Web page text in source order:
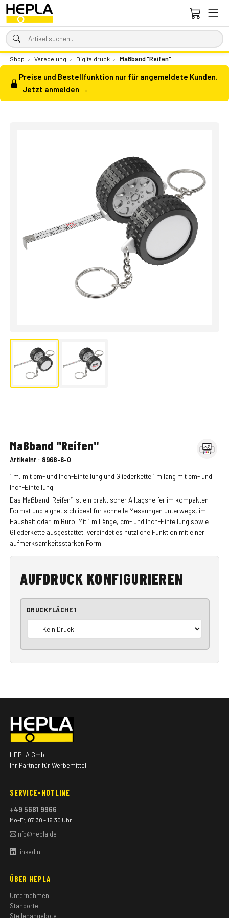
Shop › Veredelung › Digitaldruck › Maßband "Reifen"
Preise und Bestellfunktion nur für angemeldete Kunden.
Jetzt anmelden →
Maßband "Reifen"
Artikelnr.: 8968-6-0
1 m, mit cm- und Inch-Einteilung und Gliederkette 1 m lang mit cm- und
Inch-Einteilung
Das Maßband "Reifen“ ist ein praktischer Alltagshelfer im kompakten
Format und eignet sich ideal für schnelle Messungen unterwegs, im
Haushalt oder im Büro. Mit 1 m Länge, cm- und Inch-Einteilung sowie
Gliederkette ausgestattet, verbindet es nützliche Funktion mit einer
aufmerksamkeitsstarken Form.
AUFDRUCK KONFIGURIEREN
DRUCKFLÄCHE 1
HEPLA GmbH
Ihr Partner für Werbemittel
SERVICE-HOTLINE
+49 5681 9966
Mo–Fr, 07:30 – 16:30 Uhr
info@hepla.de
LinkedIn
ÜBER HEPLA
Unternehmen
Standorte
Stellenangebote